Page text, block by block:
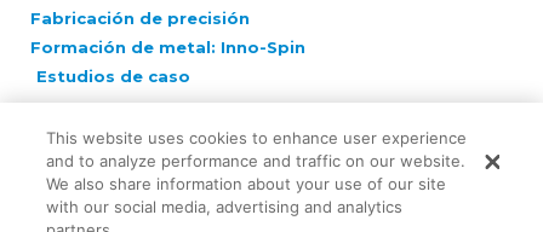
Fabricación de precisión
Formación de metal: Inno-Spin
Estudios de caso
COMPAÑÍA
Carreras
Noticias
This website uses cookies to enhance user experience
and to analyze performance and traffic on our website.
We also share information about your use of our site
with our social media, advertising and analytics